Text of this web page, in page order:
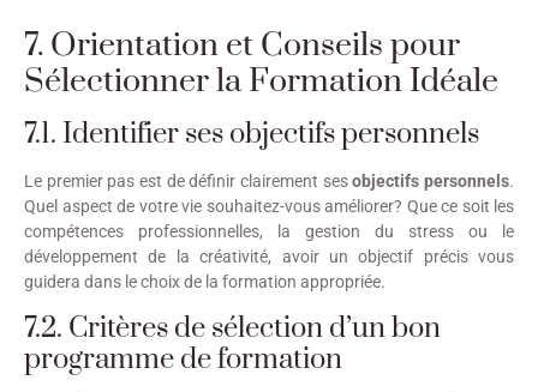
7. Orientation et Conseils pour
Sélectionner la Formation Idéale
7.1. Identifier ses objectifs personnels
Le premier pas est de définir clairement sesobjectifs personnels.
Quel aspect de votre vie souhaitez-vous améliorer? Que ce soit les
compétences professionnelles, la gestion du stress ou le
développement de la créativité, avoir un objectif précis vous
guidera dans le choix de la formation appropriée.
7.2. Critères de sélection d’un bon
programme de formation